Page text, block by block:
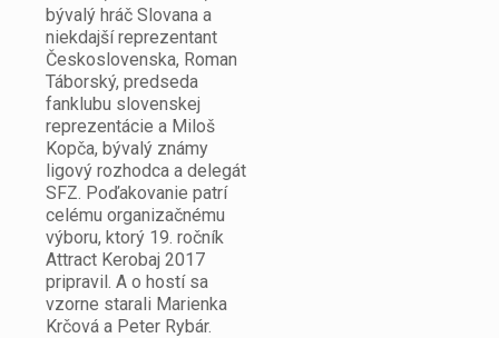
bývalý hráč Slovana a
niekdajší reprezentant
Československa, Roman
Táborský, predseda
fanklubu slovenskej
reprezentácie a Miloš
Kopča, bývalý známy
ligový rozhodca a delegát
SFZ. Poďakovanie patrí
celému organizačnému
výboru, ktorý 19. ročník
Attract Kerobaj 2017
pripravil. A o hostí sa
vzorne starali Marienka
Krčová a Peter Rybár.